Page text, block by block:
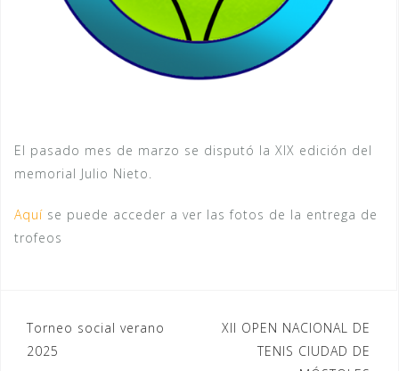
El pasado mes de marzo se disputó la XIX edición del
memorial Julio Nieto.
Aquí se puede acceder a ver las fotos de la entrega de
trofeos
Navegación
de
Torneo social verano
2025
XII OPEN NACIONAL DE
TENIS CIUDAD DE